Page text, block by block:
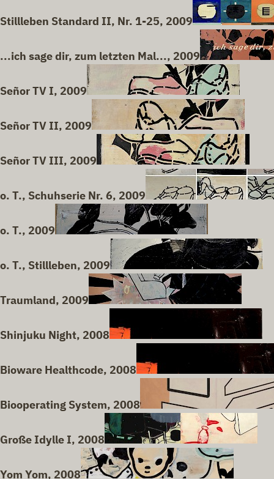
Stillleben Standard II, Nr. 1-25, 2009
...ich sage dir, zum letzten Mal..., 2009
Señor TV I, 2009
Señor TV II, 2009
Señor TV III, 2009
o. T., Schuhserie Nr. 6, 2009
o. T., 2009
o. T., Stillleben, 2009
Traumland, 2009
Shinjuku Night, 2008
Bioware Healthcode, 2008
Biooperating System, 2008
Große Idylle I, 2008
Yom Yom, 2008